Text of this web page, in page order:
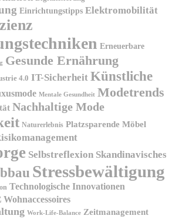
Einrichtungstipps Elektromobilität
Erneuerbare
Gesunde Ernährung
4.0 IT-Sicherheit Künstliche
Mentale Gesundheit Modetrends
Nachhaltige Mode
Naturerlebnis Platzsparende Möbel
Selbstreflexion Skandinavisches
Stressbewältigung
Technologische Innovationen
Wohnaccessoires
Work-Life-Balance Zeitmanagement